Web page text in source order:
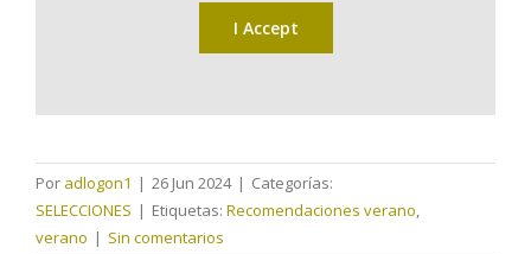
I Accept
Por adlogon1 | 26 Jun 2024 | Categorías:
SELECCIONES | Etiquetas: Recomendaciones verano,
verano | Sin comentarios